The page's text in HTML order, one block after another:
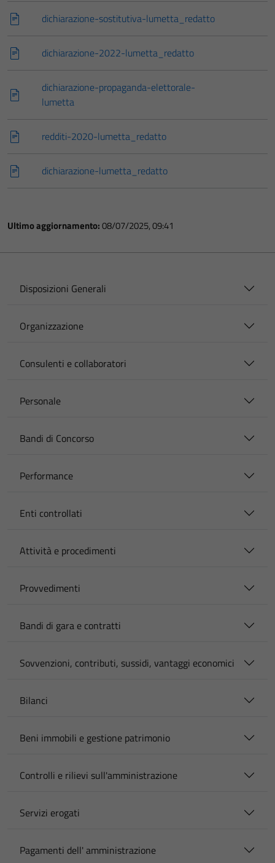
dichiarazione-sostitutiva-lumetta_redatto
dichiarazione-2022-lumetta_redatto
dichiarazione-propaganda-elettorale-
lumetta
redditi-2020-lumetta_redatto
dichiarazione-lumetta_redatto
Ultimo aggiornamento:08/07/2025, 09:41
Disposizioni Generali
Organizzazione
Consulenti e collaboratori
Personale
Bandi di Concorso
Performance
Enti controllati
Attività e procedimenti
Provvedimenti
Bandi di gara e contratti
Sovvenzioni, contributi, sussidi, vantaggi economici
Bilanci
Beni immobili e gestione patrimonio
Controlli e rilievi sull'amministrazione
Servizi erogati
Pagamenti dell' amministrazione